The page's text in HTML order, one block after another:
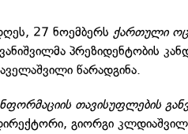
27 ნოემბერსქართული
პრეზიდენტობის
წარადგინა.
თავისუფლების
გიორგი